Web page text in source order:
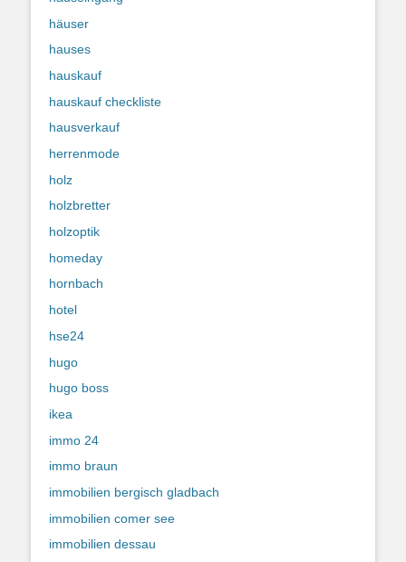
häuser
hauses
hauskauf
hauskauf checkliste
hausverkauf
herrenmode
holz
holzbretter
holzoptik
homeday
hornbach
hotel
hse24
hugo
hugo boss
ikea
immo 24
immo braun
immobilien bergisch gladbach
immobilien comer see
immobilien dessau